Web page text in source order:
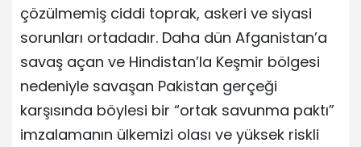
çözülmemiş ciddi toprak, askeri ve siyasi
sorunları ortadadır. Daha dün Afganistan’a
savaş açan ve Hindistan’la Keşmir bölgesi
nedeniyle savaşan Pakistan gerçeği
karşısında böylesi bir “ortak savunma paktı”
imzalamanın ülkemizi olası ve yüksek riskli